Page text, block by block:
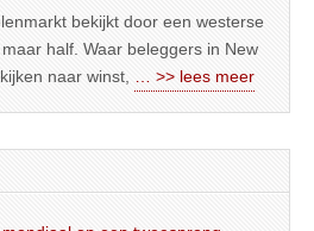
bekijkt door een westerse
half. Waar beleggers in New
naar winst, … >> lees meer